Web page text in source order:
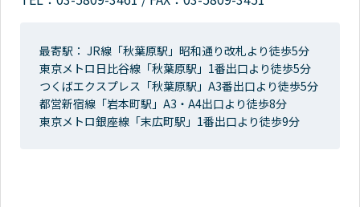
最寄駅： JR線「秋葉原駅」昭和通り改札より徒歩5分
東京メトロ日比谷線「秋葉原駅」1番出口より徒歩5分
つくばエクスプレス「秋葉原駅」A3番出口より徒歩5分
都営新宿線「岩本町駅」A3・A4出口より徒歩8分
東京メトロ銀座線「末広町駅」1番出口より徒歩9分